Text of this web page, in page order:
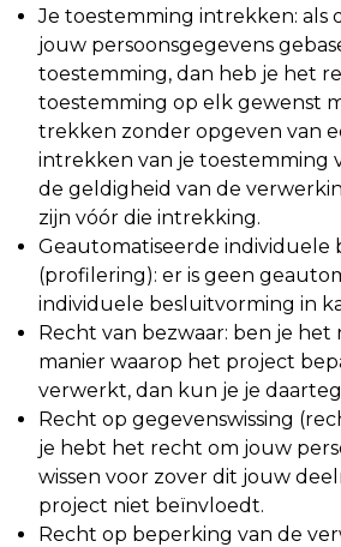
Je toestemming intrekken: als
jouw persoonsgegevens
toestemming, dan heb je het
toestemming op elk gewenst
trekken zonder opgeven van
intrekken van je toestemming
de geldigheid van de
zijn vóór die intrekking.
Geautomatiseerde individuele
(profilering): er is geen
individuele besluitvorming in
Recht van bezwaar: ben je het
manier waarop het project
verwerkt, dan kun je je
Recht op gegevenswissing
je hebt het recht om jouw
wissen voor zover dit jouw
project niet beïnvloedt.
Recht op beperking van de